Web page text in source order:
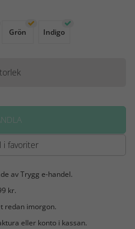
Grön Indigo
i favoriter
av Trygg e-handel.
kr.
redan imorgon.
eller konto i kassan.